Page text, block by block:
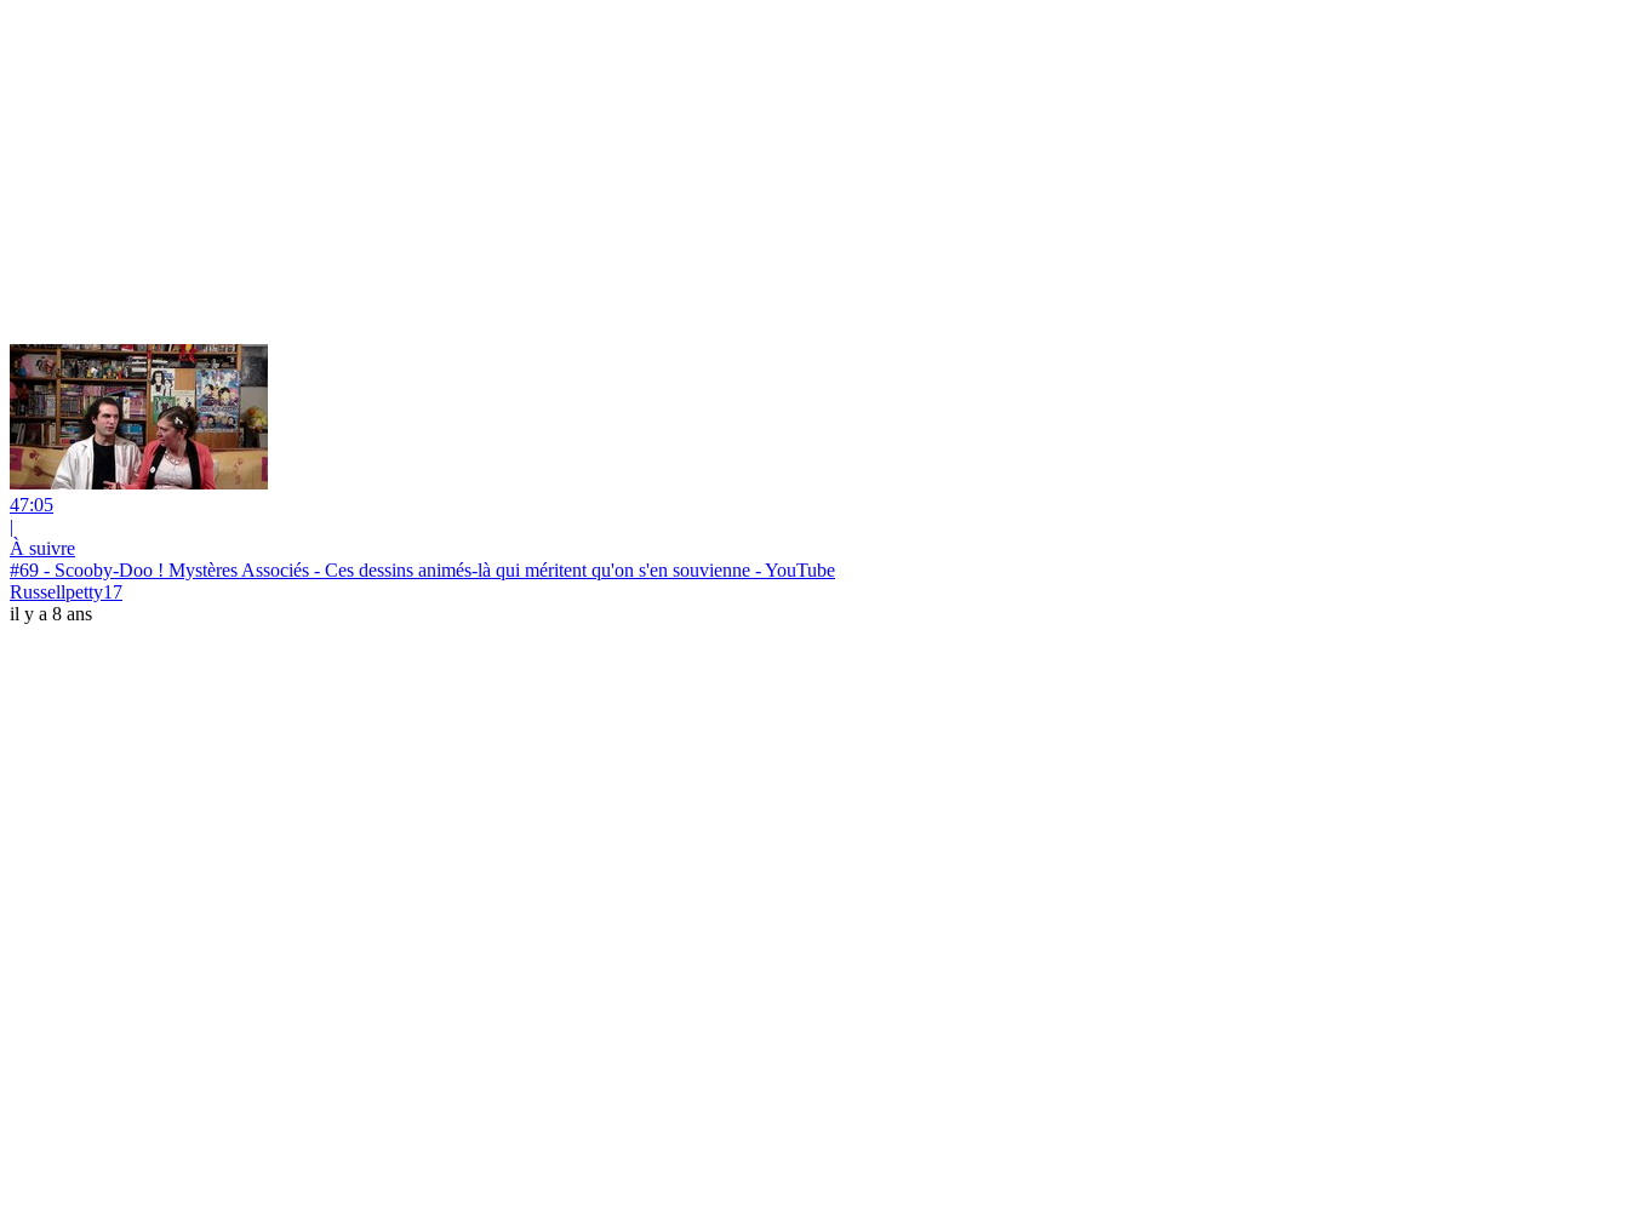
47:05
|
À suivre
#69 - Scooby-Doo ! Mystères Associés - Ces dessins animés-là qui méritent qu'on s'en souvienne - YouTube
Russellpetty17
il y a 8 ans